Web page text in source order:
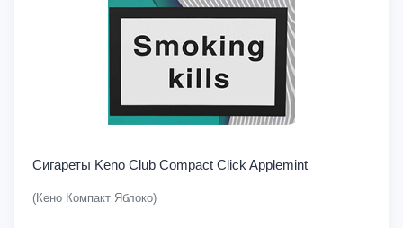
Сигареты Keno Club Compact Click Applemint
(Кено Компакт Яблоко)